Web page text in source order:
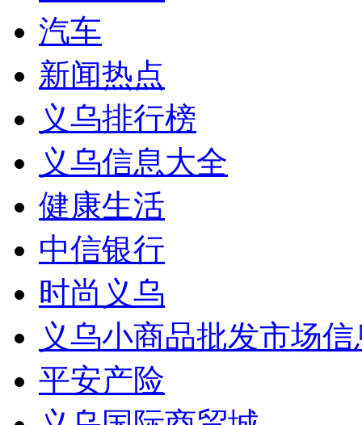
汽车
新闻热点
义乌排行榜
义乌信息大全
健康生活
中信银行
时尚义乌
义乌小商品批发市场
平安产险